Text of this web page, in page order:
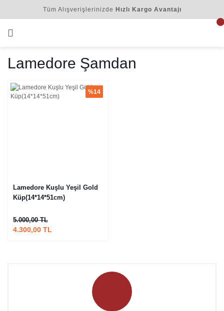
Tüm Alışverişlerinizde Hızlı Kargo Avantajı
Lamedore Şamdan
%14
Lamedore Kuşlu Yeşil Gold
Küp(14*14*51cm)
5.000,00 TL
4.300,00 TL